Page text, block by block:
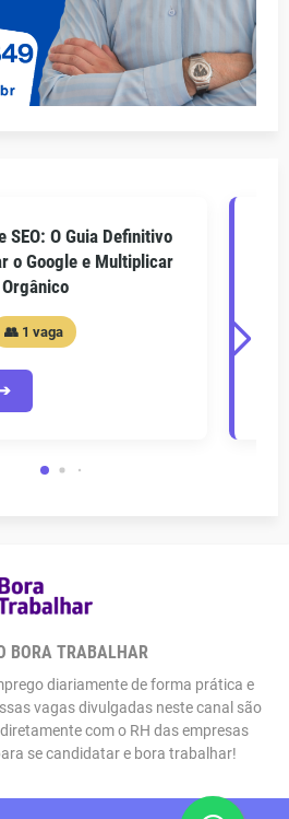
SEO: O Guia Definitivo
o Google e Multiplicar
👥 1 vaga
BORA TRABALHAR
diariamente de forma prática e
vagas divulgadas neste canal são
com o RH das empresas
se candidatar e bora trabalhar!